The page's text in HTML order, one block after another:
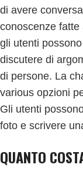
di avere
conoscenze fatte
gli utenti
discutere di
di persone. La
various opzioni
Gli utenti
foto e scrivere
QUANTO